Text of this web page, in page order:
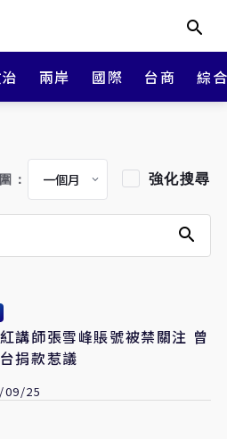
兩岸 國際 台商 綜
： 強化搜尋
講師張雪峰賬號被禁關注 曾
捐款惹議
09/25